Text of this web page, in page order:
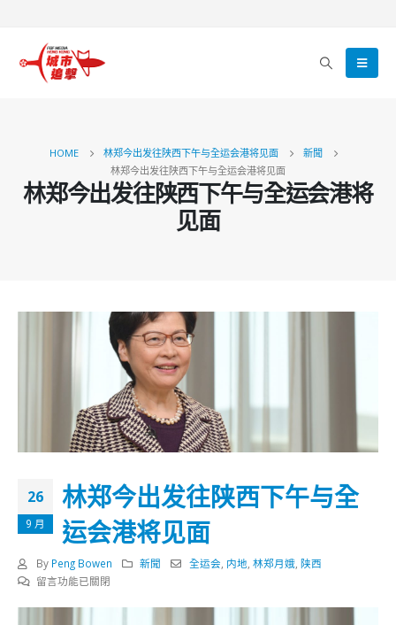
HOME 林郑今出发往陕西下午与全运会港将见面
新聞
林郑今出发往陕西下午与全运会港将见面
林郑今出发往陕西下午与全运会港将
见面
26
9 月
林郑今出发往陕西下午与全
运会港将见面
By Peng Bowen 新聞 全运会, 内地,林郑月娥,陕西
在
留言功能已關閉